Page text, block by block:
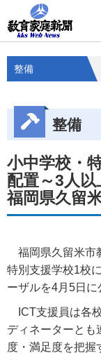
整備
整備
小中学校・
配置～3人
福岡県久留
福岡県久留米市
特別支援学校1校
ーザルを4月5日に
ICT支援員は各
ディネーターとも
度・満足度を把握